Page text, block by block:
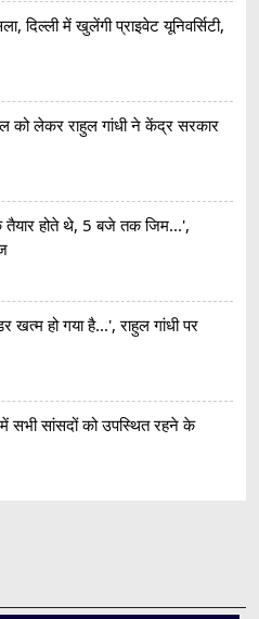
दिल्ली में खुलेंगी प्राइवेट यूनिवर्सिटी,
को लेकर राहुल गांधी ने केंद्र सरकार
होते थे, 5 बजे तक जिम...',
हो गया है...', राहुल गांधी पर
सभी सांसदों को उपस्थित रहने के